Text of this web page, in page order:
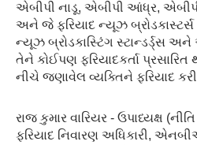
એબીપી નાડૂ, એબીપી આંધ્ર,
અને જે ફરિયાદ ન્યૂઝ
ન્યૂઝ બ્રોડકાસ્ટિંગ સ્ટાન્ડર્ડ્સ
તેને કોઈપણ ફરિયાદકર્તા
નીચે જણાવેલ વ્યક્તિને ફરિયાદ
રાજ કુમાર વારિયર - ઉપાધ્યક્ષ
ફરિયાદ નિવારણ અધિકારી,